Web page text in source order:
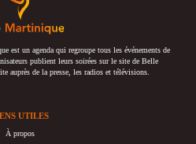
est un agenda qui regroupe tous les événements de
publient leurs soirées sur le site de Belle
auprès de la presse, les radios et télévisions.
UTILES
À propos